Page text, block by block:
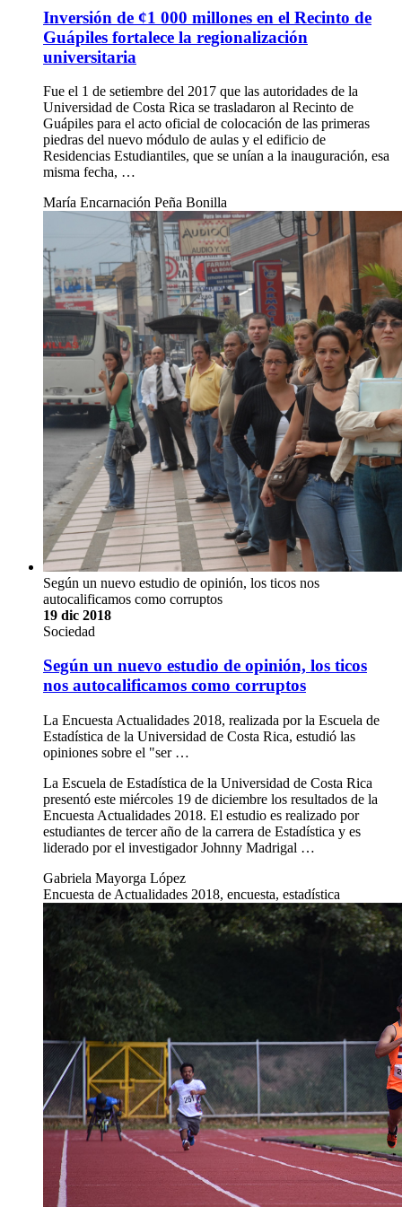
Inversión de ¢1 000 millones en el Recinto de
Guápiles fortalece la regionalización
universitaria
Fue el 1 de setiembre del 2017 que las autoridades de la
Universidad de Costa Rica se trasladaron al Recinto de
Guápiles para el acto oficial de colocación de las primeras
piedras del nuevo módulo de aulas y el edificio de
Residencias Estudiantiles, que se unían a la inauguración, esa
misma fecha, …
María Encarnación Peña Bonilla
Según un nuevo estudio de opinión, los ticos nos
autocalificamos como corruptos
19 dic 2018
Sociedad
Según un nuevo estudio de opinión, los ticos
nos autocalificamos como corruptos
La Encuesta Actualidades 2018, realizada por la Escuela de
Estadística de la Universidad de Costa Rica, estudió las
opiniones sobre el "ser …
La Escuela de Estadística de la Universidad de Costa Rica
presentó este miércoles 19 de diciembre los resultados de la
Encuesta Actualidades 2018. El estudio es realizado por
estudiantes de tercer año de la carrera de Estadística y es
liderado por el investigador Johnny Madrigal …
Gabriela Mayorga López
Encuesta de Actualidades 2018, encuesta, estadística